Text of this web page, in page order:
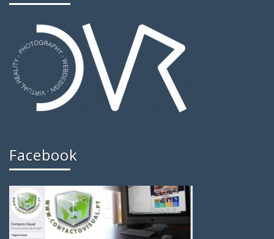
Facebook